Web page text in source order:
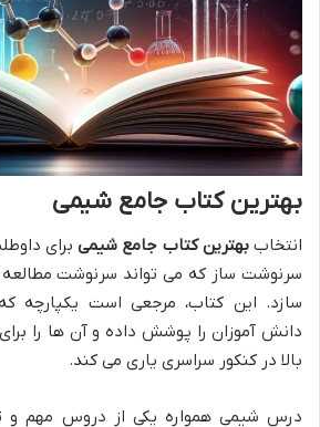
بهترین کتاب جامع شیمی
انتخاببهترین کتاب جامع شیمیبرای
سرنوشت ساز که می تواند سرنوشت
سازد. این کتاب، مرجعی است یکپارچه
دانش آموزان را پوشش داده و آن ها را
بالا در کنکور سراسری یاری می کند.
درس شیمی همواره یکی از دروس مهم و